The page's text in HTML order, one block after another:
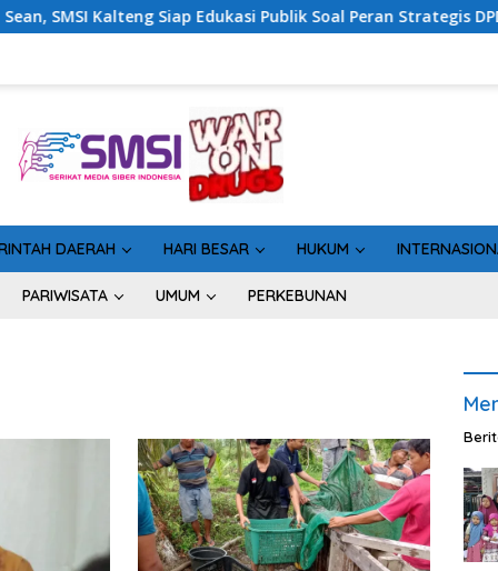
Siap Edukasi Publik Soal Peran Strategis DPD RI
DAERAH HARI BESAR HUKUM
PARIWISATA UMUM PERKEBUNAN